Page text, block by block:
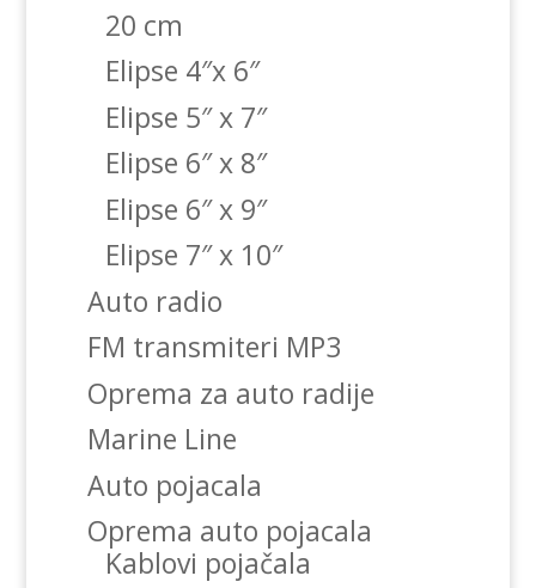
20 cm
Elipse 4″x 6″
Elipse 5″ x 7″
Elipse 6″ x 8″
Elipse 6″ x 9″
Elipse 7″ x 10″
Auto radio
FM transmiteri MP3
Oprema za auto radije
Marine Line
Auto pojacala
Oprema auto pojacala
Kablovi pojačala